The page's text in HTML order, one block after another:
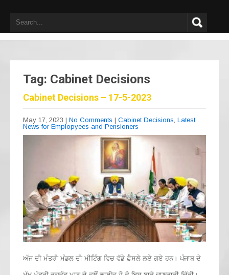
Tag: Cabinet Decisions
Cabinet Decisions – 17-5-2023
May 17, 2023 | No Comments | Cabinet Decisions, Latest
News for Emplopyees and Pensioners
ਅੱਜ ਦੀ ਮੰਤਰੀ ਮੰਡਲ ਦੀ ਮੀਟਿੰਗ ਵਿਚ ਵੱਡੇ ਫ਼ੈਸਲੇ ਲਏ ਗਏ ਹਨ। ਪੰਜਾਬ ਦੇ